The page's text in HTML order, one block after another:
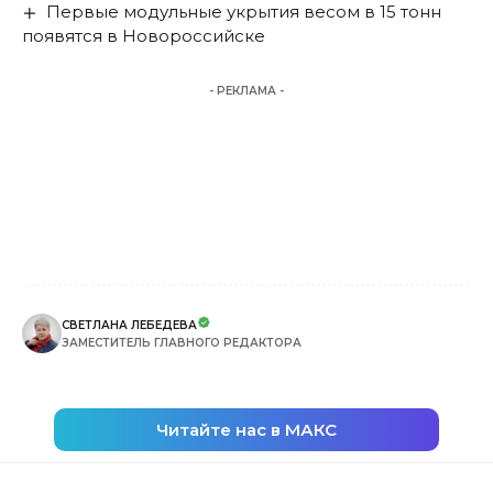
Первые модульные укрытия весом в 15 тонн
появятся в Новороссийске
- РЕКЛАМА -
СВЕТЛАНА ЛЕБЕДЕВА
ЗАМЕСТИТЕЛЬ ГЛАВНОГО РЕДАКТОРА
Читайте нас в МАКС